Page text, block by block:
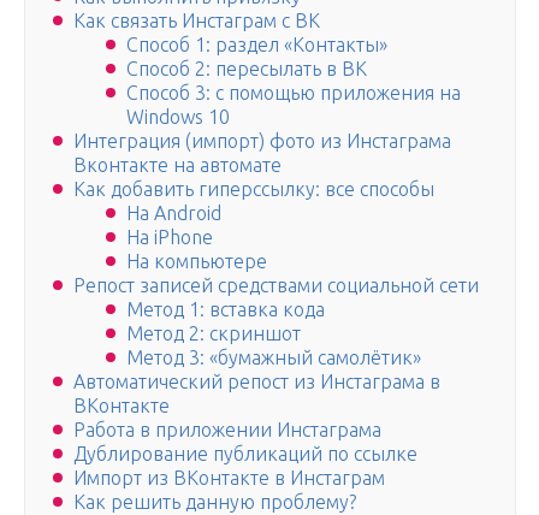
Как связать Инстаграм с ВК
Способ 1: раздел «Контакты»
Способ 2: пересылать в ВК
Способ 3: с помощью приложения на
Windows 10
Интеграция (импорт) фото из Инстаграма
Вконтакте на автомате
Как добавить гиперссылку: все способы
На Android
На iPhone
На компьютере
Репост записей средствами социальной сети
Метод 1: вставка кода
Метод 2: скриншот
Метод 3: «бумажный самолётик»
Автоматический репост из Инстаграма в
ВКонтакте
Работа в приложении Инстаграма
Дублирование публикаций по ссылке
Импорт из ВКонтакте в Инстаграм
Как решить данную проблему?